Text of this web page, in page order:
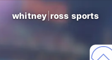
whitney|ross sports